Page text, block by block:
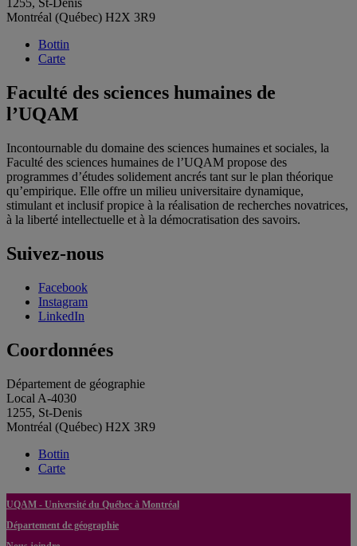
1255, St-Denis
Montréal (Québec) H2X 3R9
Bottin
Carte
Faculté des sciences humaines de
l’UQAM
Incontournable du domaine des sciences humaines et sociales, la
Faculté des sciences humaines de l’UQAM propose des
programmes d’études solidement ancrés tant sur le plan théorique
qu’empirique. Elle offre un milieu universitaire dynamique,
stimulant et inclusif propice à la réalisation de recherches novatrices,
à la liberté intellectuelle et à la démocratisation des savoirs.
Suivez-nous
Facebook
Instagram
LinkedIn
Coordonnées
Département de géographie
Local A-4030
1255, St-Denis
Montréal (Québec) H2X 3R9
Bottin
Carte
UQAM - Université du Québec à Montréal
Département de géographie